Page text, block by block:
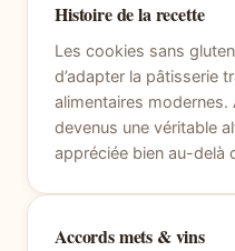
Histoire de la recette
Les cookies sans
d’adapter la pâtisserie
alimentaires
devenus une véritable
appréciée bien au-delà
Accords mets & vins